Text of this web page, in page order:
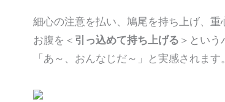
細心の注意を払い、鳩尾を持ち上げ、重
お腹を＜ 引っ込めて持ち上げる ＞とい
「あ～、おんなじだ～」と実感されます。